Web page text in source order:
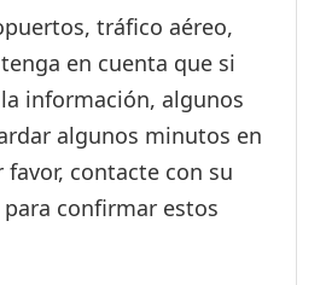
tráfico aéreo,
en cuenta que si
información, algunos
algunos minutos en
favor, contacte con su
confirmar estos